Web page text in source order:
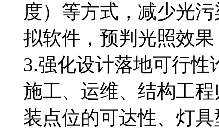
度）等方式，减少光
拟软件，预判光照效
3.强化设计落地可行
施工、运维、结构工
装点位的可达性、灯